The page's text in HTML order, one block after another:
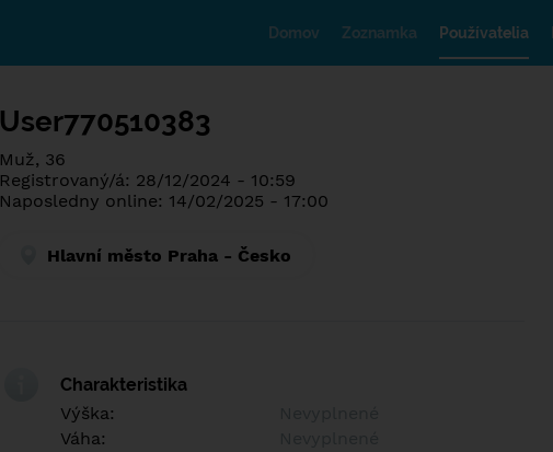
Domov Zoznamka Používatelia
User770510383
Muž, 36
Registrovaný/á: 28/12/2024 - 10:59
Naposledny online: 14/02/2025 - 17:00
Hlavní město Praha - Česko
Charakteristika
Výška:
Váha: